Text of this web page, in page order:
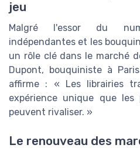
jeu
Malgré l'essor du
indépendantes et les
un rôle clé dans le marché
Dupont, bouquiniste à
affirme : « Les librairies
expérience unique que
peuvent rivaliser. »
Le renouveau des